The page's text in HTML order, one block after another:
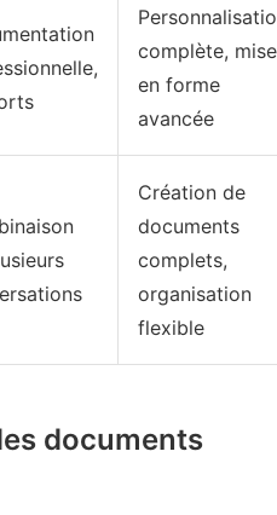
complète, mise
en forme
avancée
Création de
documents
complets,
organisation
flexible
documents